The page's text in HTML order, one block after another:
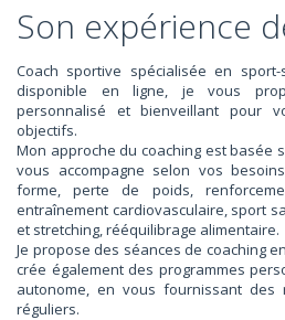
Son expérience
Coach sportive spécialisée en
disponible en ligne, je vous
personnalisé et bienveillant pour
objectifs.
Mon approche du coaching est basée
vous accompagne selon vos
forme, perte de poids,
entraînement cardiovasculaire, sport
et stretching, rééquilibrage alimentaire.
Je propose des séances de coaching
crée également des programmes
autonome, en vous fournissant des
réguliers.